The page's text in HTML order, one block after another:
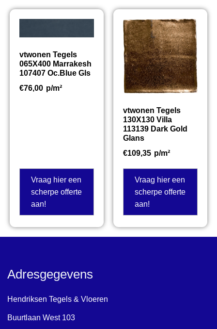
vtwonen Tegels
065X400 Marrakesh
107407 Oc.Blue Gls
€76,00 p/m²
Vraag hier een
scherpe offerte
aan!
vtwonen Tegels
130X130 Villa
113139 Dark Gold
Glans
€109,35 p/m²
Vraag hier een
scherpe offerte
aan!
Adresgegevens
Hendriksen Tegels & Vloeren
Buurtlaan West 103